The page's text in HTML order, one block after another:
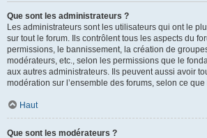
Que sont les administrateurs ?
Les administrateurs sont les utilisateurs qui ont le
sur tout le forum. Ils contrôlent tous les aspects du
permissions, le bannissement, la création de
modérateurs, etc., selon les permissions que le
aux autres administrateurs. Ils peuvent aussi avoir
modération sur l’ensemble des forums, selon ce que
Haut
Que sont les modérateurs ?